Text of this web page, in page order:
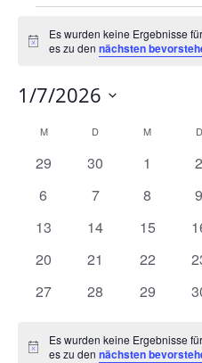
Hinweis
Es wurden keine Ergebnisse
es zu dennächsten
1/7/2026
Kalender
von
M D M D
0
29
0
30
0
1
0
2
0
6
0
7
0
8
0
9
0
13
0
14
0
15
0
0
20
0
21
0
22
0
0
27
0
28
0
29
0
Hinweis
Es wurden keine Ergebnisse
es zu dennächsten